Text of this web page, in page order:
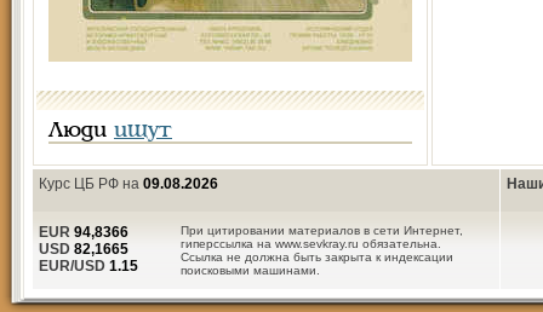
Люди ищут
Курс ЦБ РФ на 09.08.2026
При цитировании материалов в сети Интернет,
гиперссылка на www.sevkray.ru обязательна.
Ссылка не должна быть закрыта к индексации
поисковыми машинами.
EUR 94,8366
USD 82,1665
EUR/USD 1.15